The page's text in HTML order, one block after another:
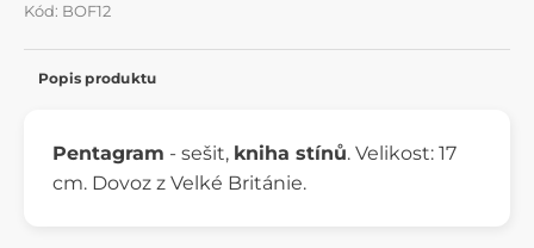
Kód: BOF12
Popis produktu
Pentagram - sešit, kniha stínů. Velikost: 17
cm. Dovoz z Velké Británie.